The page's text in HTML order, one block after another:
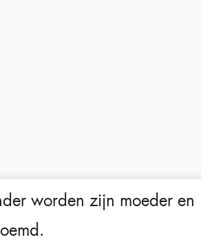
worden zijn moeder en